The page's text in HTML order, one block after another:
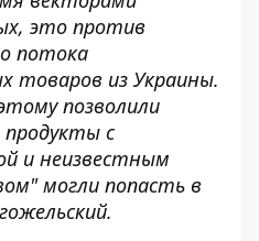
это против
потока
товаров из Украины.
позволили
с
и неизвестным
могли попасть в